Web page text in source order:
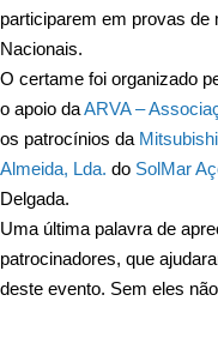
participarem em provas de
Nacionais.
O certame foi organizado
o apoio daARVA –
os patrocínios da
Almeida, Lda. do SolMar
Delgada.
Uma última palavra de
patrocinadores, que
deste evento. Sem eles